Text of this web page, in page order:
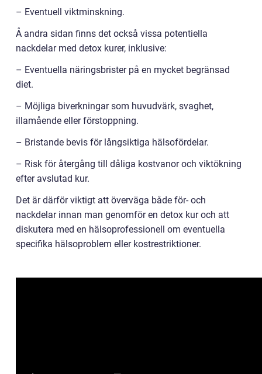
– Eventuell viktminskning.
Å andra sidan finns det också vissa potentiella
nackdelar med detox kurer, inklusive:
– Eventuella näringsbrister på en mycket begränsad
diet.
– Möjliga biverkningar som huvudvärk, svaghet,
illamående eller förstoppning.
– Bristande bevis för långsiktiga hälsofördelar.
– Risk för återgång till dåliga kostvanor och viktökning
efter avslutad kur.
Det är därför viktigt att överväga både för- och
nackdelar innan man genomför en detox kur och att
diskutera med en hälsoprofessionell om eventuella
specifika hälsoproblem eller kostrestriktioner.